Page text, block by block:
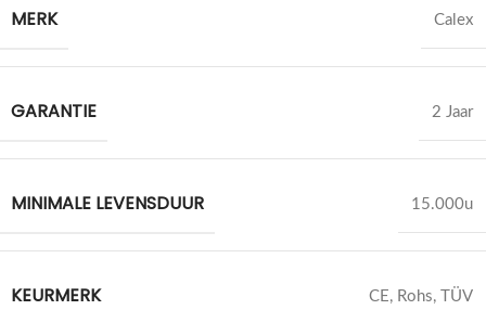
MERK Calex
GARANTIE 2 Jaar
MINIMALE LEVENSDUUR 15.000u
KEURMERK CE, Rohs, TÜV